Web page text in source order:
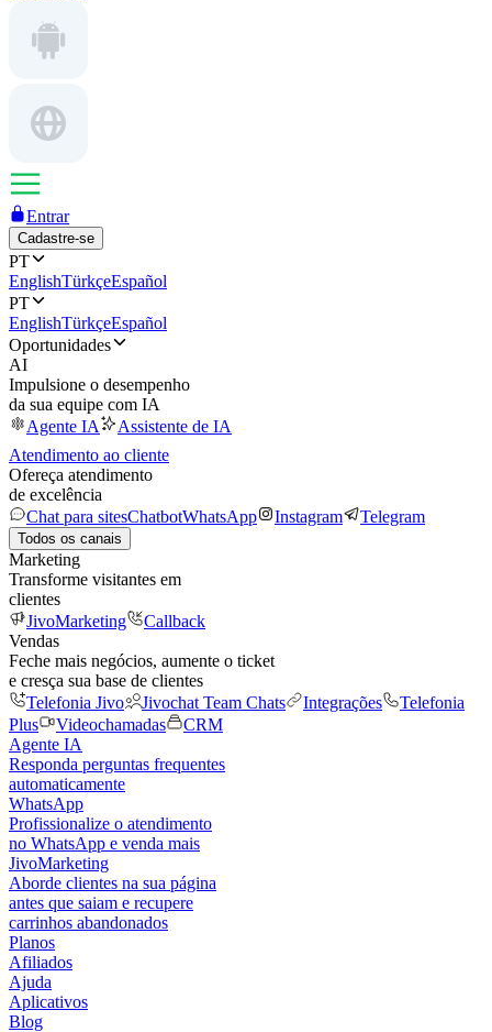
Entrar
Cadastre-se
PT
EnglishTürkçeEspañol
PT
EnglishTürkçeEspañol
Oportunidades
AI
Impulsione o desempenho
da sua equipe com IA
Agente IA
Assistente de IA
Atendimento ao cliente
Ofereça atendimento
de excelência
Chat para sitesChatbotWhatsApp Instagram Telegram
Todos os canais
Marketing
Transforme visitantes em
clientes
JivoMarketing
Callback
Vendas
Feche mais negócios, aumente o ticket
e cresça sua base de clientes
Telefonia Jivo
Jivochat Team Chats Integrações
Telefonia
Plus
Videochamadas
CRM
Agente IA
Responda perguntas frequentes
automaticamente
WhatsApp
Profissionalize o atendimento
no WhatsApp e venda mais
JivoMarketing
Aborde clientes na sua página
antes que saiam e recupere
carrinhos abandonados
Planos
Afiliados
Ajuda
Aplicativos
Blog